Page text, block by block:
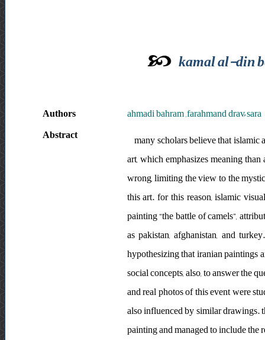
kamal al-din
Authors
ahmadi bahram ,farahmand drav ُsara
Abstract
many scholars believe that
art, which emphasizes meaning
wrong, limiting the view to the
this art. for this reason, islamic
painting “the battle of camels”,
as pakistan, afghanistan, and
hypothesizing that iranian paintings
social concepts, also, to answer the
and real photos of this event were
also influenced by similar drawings.
painting and managed to include